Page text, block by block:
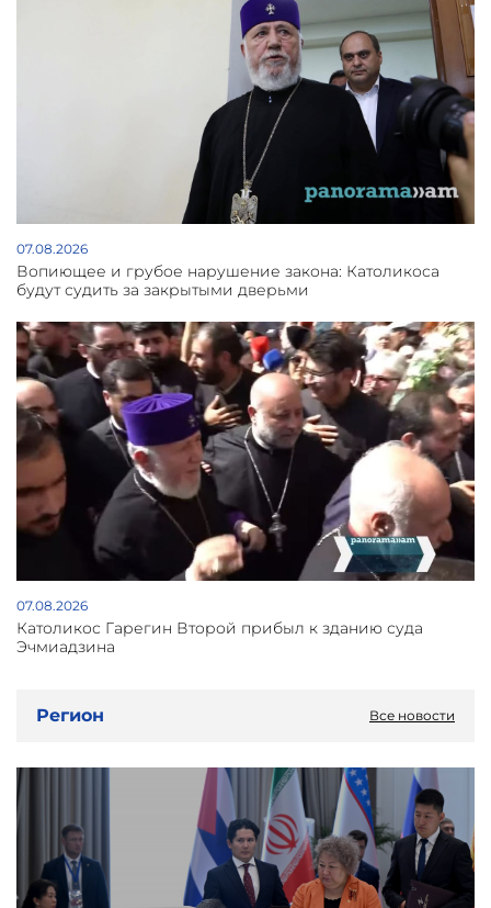
07.08.2026
Вопиющее и грубое нарушение закона: Католикоса
будут судить за закрытыми дверьми
07.08.2026
Католикос Гарегин Второй прибыл к зданию суда
Эчмиадзина
Регион Все новости